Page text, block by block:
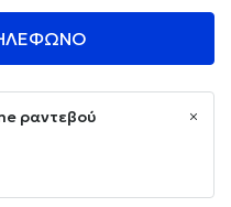
ραντεβού